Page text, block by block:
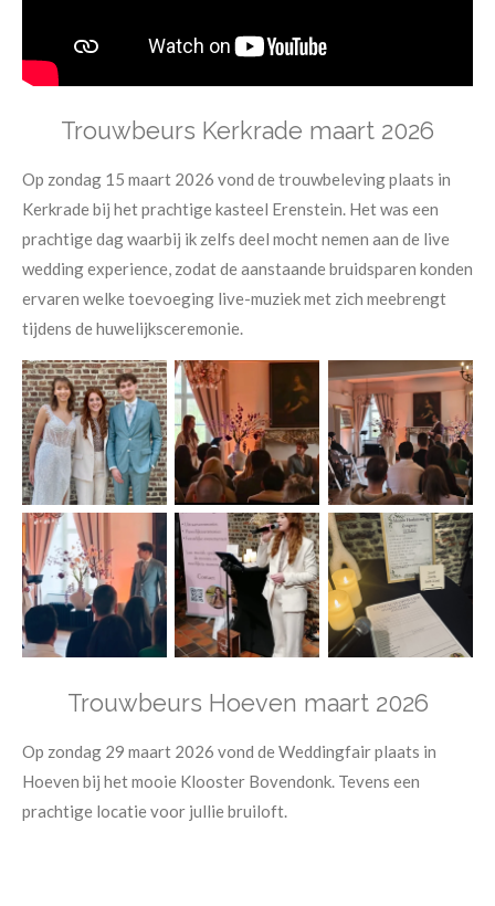
Trouwbeurs Kerkrade maart 2026
Op zondag 15 maart 2026 vond de trouwbeleving plaats in
Kerkrade bij het prachtige kasteel Erenstein. Het was een
prachtige dag waarbij ik zelfs deel mocht nemen aan de live
wedding experience, zodat de aanstaande bruidsparen konden
ervaren welke toevoeging live-muziek met zich meebrengt
tijdens de huwelijksceremonie.
Trouwbeurs Hoeven maart 2026
Op zondag 29 maart 2026 vond de Weddingfair plaats in
Hoeven bij het mooie Klooster Bovendonk. Tevens een
prachtige locatie voor jullie bruiloft.